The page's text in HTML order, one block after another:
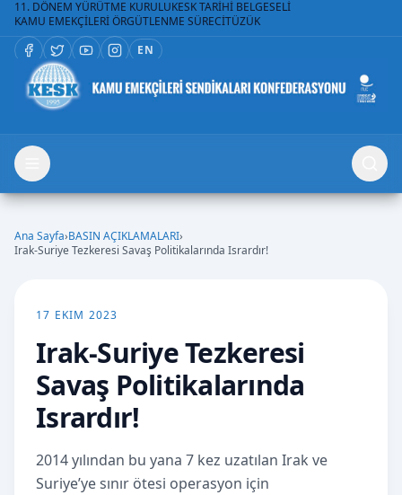
11. DÖNEM YÜRÜTME KURULUKESK TARİHİ BELGESELİ
KAMU EMEKÇİLERİ ÖRGÜTLENME SÜRECİTÜZÜK
EN
Ana Sayfa›BASIN AÇIKLAMALARI›
Irak-Suriye Tezkeresi Savaş Politikalarında Isrardır!
17 EKIM 2023
Irak-Suriye Tezkeresi
Savaş Politikalarında
Isrardır!
2014 yılından bu yana 7 kez uzatılan Irak ve
Suriye’ye sınır ötesi operasyon için